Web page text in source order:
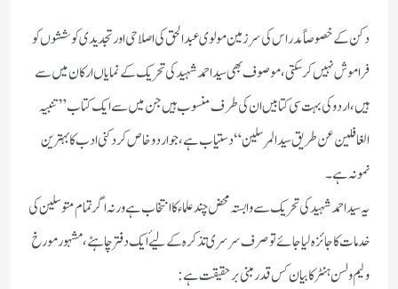
دکن کے خصوصاً مدراس کی سرزمین مولوی عبدالحق کی اصلاحی اور تجدیدی کوششوں کو
فراموش نہیں کر سکتی ،موصوف بھی سید احمد شہید کی تحریک کے نمایاں ارکان میں سے
ہیں، اردو کی بہت سی کتابیں ان کی طرف منسوب ہیں جن میں سے ایک کتاب ”تنبیہ
الغافلین عن طریق سید المرسلین“دستیاب ہے، جو اردو خاص کر دکنی ادب کا بہترین
نمونہ ہے۔
یہ سید احمد شہید کی تحریک سے وابستہ محض چند علماء کا انتخاب ہے ورنہ اگر تمام متوسلین کی
خدمات کا جائزہ لیا جائے تو صرف سرسری تذکرہ کے لیۓ ایک دفتر چاہئے، مشہور مورخ
ولیم ولسن ہنٹر کا بیان کس قدر مبنی برحقیقت ہے :